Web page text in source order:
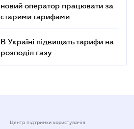
новий оператор працювати за
старими тарифами
В Україні підвищать тарифи на
розподіл газу
Центр підтримки користувачів